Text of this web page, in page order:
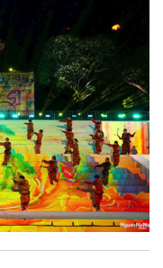
tôn vinh truyền
ảnh Hà Nội và thúc đẩy
giới.